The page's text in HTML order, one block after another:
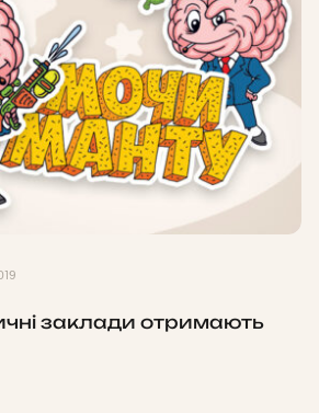
заклади отримають